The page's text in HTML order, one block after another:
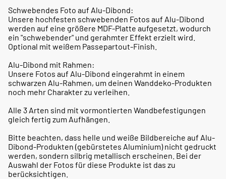
Schwebendes Foto auf Alu-Dibond:
Unsere hochfesten schwebenden Fotos auf Alu-Dibond
werden auf eine größere MDF-Platte aufgesetzt, wodurch
ein "schwebender" und gerahmter Effekt erzielt wird.
Optional mit weißem Passepartout-Finish.
Alu-Dibond mit Rahmen:
Unsere Fotos auf Alu-Dibond eingerahmt in einem
schwarzen Alu-Rahmen, um deinen Wanddeko-Produkten
noch mehr Charakter zu verleihen.
Alle 3 Arten sind mit vormontierten Wandbefestigungen
gleich fertig zum Aufhängen.
Bitte beachten, dass helle und weiße Bildbereiche auf Alu-
Dibond-Produkten (gebürstetes Aluminium) nicht gedruckt
werden, sondern silbrig metallisch erscheinen. Bei der
Auswahl der Fotos für diese Produkte ist das zu
berücksichtigen.